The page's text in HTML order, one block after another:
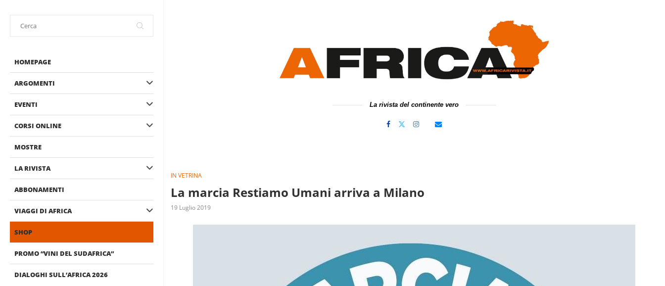
HOMEPAGE
ARGOMENTI
EVENTI
CORSI ONLINE
MOSTRE
LA RIVISTA
ABBONAMENTI
VIAGGI DI AFRICA
SHOP
PROMO “VINI DEL SUDAFRICA”
DIALOGHI SULL’AFRICA 2026
La rivista del continente vero
IN VETRINA
La marcia Restiamo Umani arriva a Milano
19 Luglio 2019